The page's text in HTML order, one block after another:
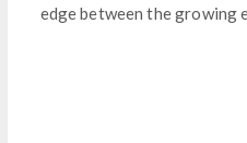
edge between the growing